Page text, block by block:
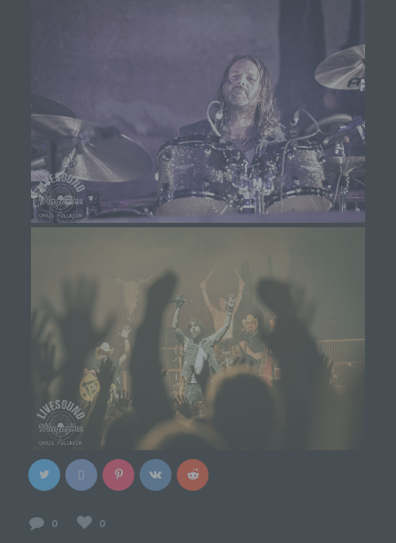
0 0
Bei der Nutzung dieser allgemeinen Daten und
Informationen ziehen wird keine Rückschlüsse auf
die betroffene Person. Diese Informationen werden
vielmehr benötigt, um (1) die Inhalte unserer
Internetseite korrekt auszuliefern, (2) die Inhalte
unserer Internetseite sowie die Werbung für diese
zu optimieren, (3) die dauerhafte
Funktionsfähigkeit unserer
informationstechnologischen Systeme und der
Technik unserer Internetseite zu gewährleisten
notwendigen Informationen bereitzustellen. Diese
anonym erhobenen Daten und Informationen
werden durch uns daher einerseits statistisch und
ferner mit dem Ziel ausgewertet, den Datenschutz
und die Datensicherheit in unserem Unternehmen
zu erhöhen, um letztlich ein optimales
Schutzniveau für die von uns verarbeiteten
personenbezogenen Daten sicherzustellen. Die
anonymen Daten der Server-Logfiles werden
getrennt von allen durch eine betroffene Person
angegebenen personenbezogenen Daten
gespeichert.